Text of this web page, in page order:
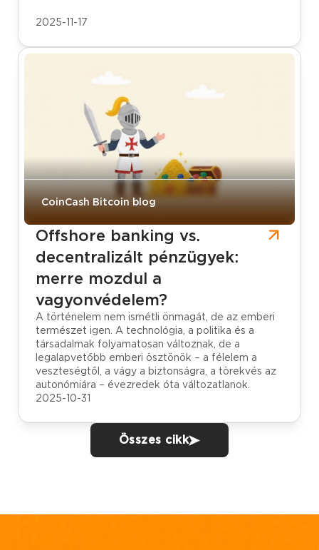
2025-11-17
CoinCash Bitcoin blog
Offshore banking vs.
decentralizált pénzügyek:
merre mozdul a
vagyonvédelem?
A történelem nem ismétli önmagát, de az emberi
természet igen. A technológia, a politika és a
társadalmak folyamatosan változnak, de a
legalapvetőbb emberi ösztönök – a félelem a
veszteségtől, a vágy a biztonságra, a törekvés az
autonómiára – évezredek óta változatlanok.
2025-10-31
Összes cikk